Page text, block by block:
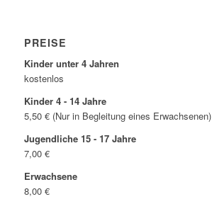
PREISE
Kinder unter 4 Jahren
kostenlos
Kinder 4 - 14 Jahre
5,50 € (Nur in Begleitung eines Erwachsenen)
Jugendliche 15 - 17 Jahre
7,00 €
Erwachsene
8,00 €